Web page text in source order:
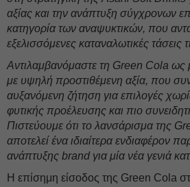
αξίας και την ανάπτυξη σύγχρονων
κατηγορία των αναψυκτικών, που
εξελισσόμενες καταναλωτικές τάσεις
Αντιλαμβανόμαστε τη Green Cola ως
με υψηλή προστιθέμενη αξία, που
αυξανόμενη ζήτηση για επιλογές
φυτικής προέλευσης και πιο
Πιστεύουμε ότι το λανσάρισμα της
αποτελεί ένα ιδιαίτερα ενδιαφέρον
ανάπτυξης brand για μία νέα γενιά
Η επίσημη είσοδος της Green Cola